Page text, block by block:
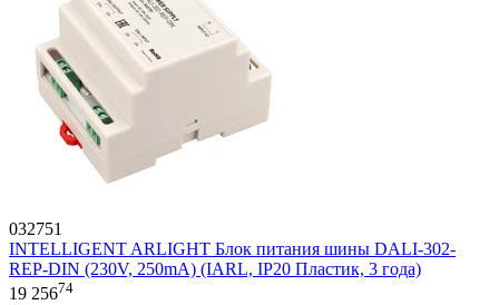
032751
INTELLIGENT ARLIGHT Блок питания шины DALI-302-
REP-DIN (230V, 250mA) (IARL, IP20 Пластик, 3 года)
19 25674